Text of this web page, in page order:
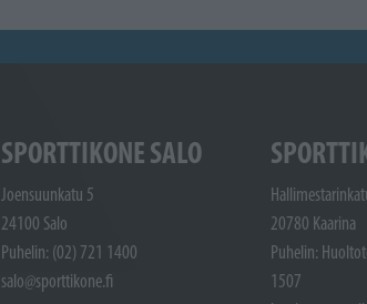
SPORTTIKONE SALO
Joensuunkatu 5
24100 Salo
Puhelin: (02) 721 1400
salo@sporttikone.fi
20780 Kaarina
Puhelin:
1507